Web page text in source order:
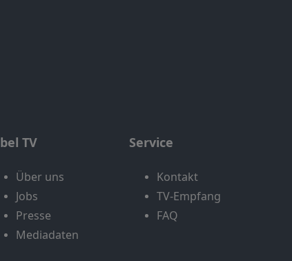
TV
Über uns
Jobs
Presse
Mediadaten
Service
Kontakt
TV-Empfang
FAQ